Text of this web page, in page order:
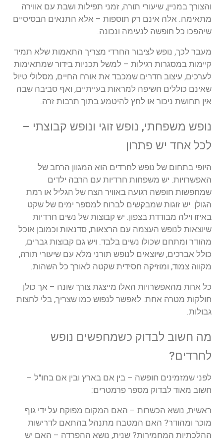
והצורך במניין, שיעורי תורה, זמני תפילות ושבת עם אווירה
מתאימה. אלה אינם רק תוספות – אלא התנאים הבסיסיים
שיהפכו כל חופשה לנעימה ונכונה.
מעבר לכך, נופש לציבור החרדי מצריך התאמות שלא תמיד
קיימות במסגרות רגילות – למשל תכניות בידור שמתאימות
לערכים, עיצוב חדרים שמכבד את אורח החיים, מסלולי טיול
שאינם כוללים חשיפה למראות בעייתיים, ואף סביבה שבה
אין תחושת ניכור או לחץ להיטמע בתוך תרבות זרה.
נופש משפחתי, נופש זוגי ונופש קבוצתי –
לכל אחד יש פתרון
היופי בתחום של נופש לחרדים הוא המגוון הרחב של
האפשרויות. יש משפחות חרדיות עם הרבה ילדים
שמחפשות חופשה רגועה באוויר הצח של הגליל או רמת
הגולן. יש זוגות שמבקשים לברוח למספר ימים של שקט
באיזו וילה מבודדת בצפון. יש קבוצות של נשים חרדיות
שיוצאות לנופש העצמה עם הרצאות, סדנאות וכמובן אוכל
מהודר ומתחם שכולו נשים בלבד. ויש גם קבוצות גברים,
כולל אברכים, שיוצאים לנופש תורני מלא עם שיעורי תורה,
מקווה צמוד, ומוזיקה חסידית שקטה לאורך כל השהות.
כל אחת מהאפשרויות האלו מייצגת צורך שונה – אך כולן
חולקות מטרה אחת: לאפשר לנפוש כמו שצריך, בלי לחצות
גבולות.
מה חשוב לבדוק כשמחפשים נופש
לחרדים?
לפני שמזמינים חופשה – בין אם בארץ ובין אם בחו"ל –
חשוב מאוד לבדוק מספר פרמטרים:
ראשית, נושא הכשרות – האם המקום מפוקח על ידי גוף
מוכר ומהודר? האם המטבח מתנהל בהתאם לדרישות
ההלכתיות המחמירות? שנית, נושא ההפרדה – האם יש